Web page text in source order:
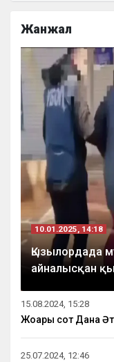
Жанжал
10.01.2025, 14:18
Қызылордада
айналысқан
15.08.2024, 15:28
Жоғарғы сот Дана
25.07.2024, 12:46